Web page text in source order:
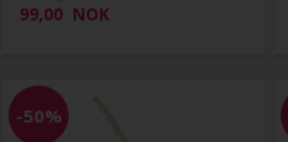
99,00 NOK
-50%